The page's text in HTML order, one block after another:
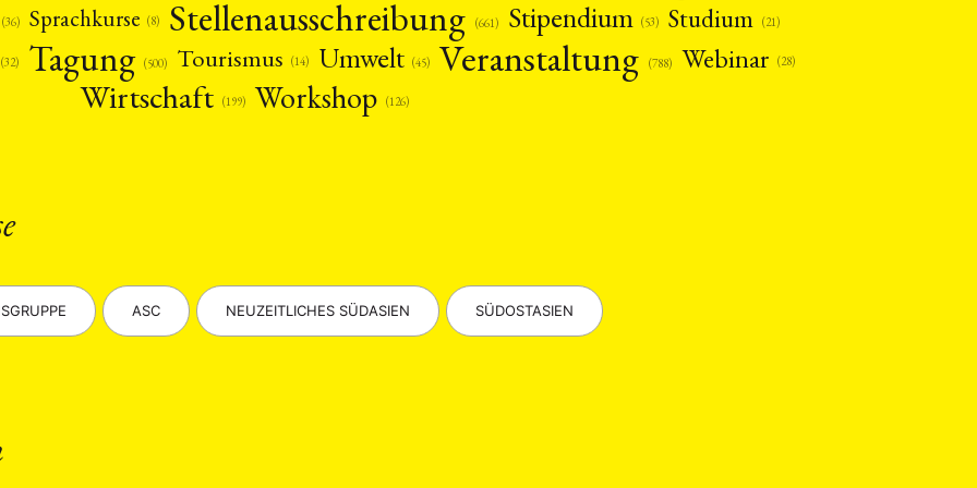
Mitgliedern (4) Art ASIEN (Zeitschrift) (25) Auszeichnung (12) Bericht
(36) Sprachkurse (8) Stellenausschreibung (661) Stipendium (53) Studium (21)
(32) Tagung (500) Tourismus (14) Umwelt (45) Veranstaltung (788) Webinar (28)
Wirtschaft (199) Workshop (126)
ASC NEUZEITLICHES SÜDASIEN SÜDOSTASIEN